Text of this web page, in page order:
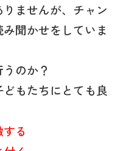
ませんが、チャン
聞かせをしていま
のか？
もたちにとても良
る